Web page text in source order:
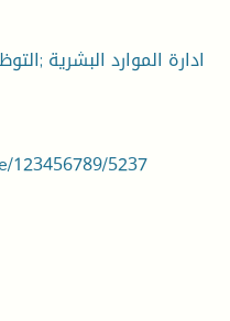
ادارة الموارد البشرية
123456789/5237